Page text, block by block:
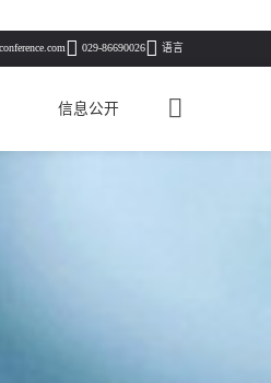
029-86690026 语言
信息公开